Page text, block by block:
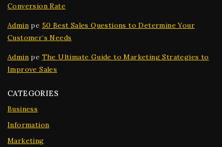
Conversion Rate
Admin pe 50 Best Sales Questions to Determine Your
Customer’s Needs
Admin pe The Ultimate Guide to Marketing Strategies to
Improve Sales
CATEGORIES
Business
Information
Marketing